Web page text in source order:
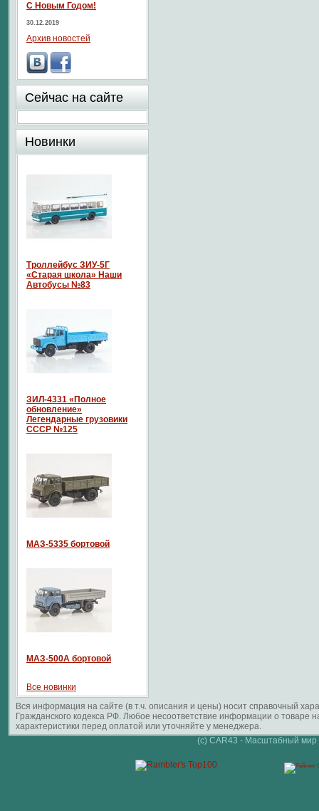
С Новым Годом!
30.12.2019
Архив новостей
Сейчас на сайте
Новинки
Троллейбус ЗИУ-5Г
«Старая школа» Наши
Автобусы №83
ЗИЛ-4331 «Полное
обновление»
Легендарные грузовики
СССР №125
МАЗ-5335 бортовой
МАЗ-500А бортовой
Все новинки
Вся информация на сайте (в т.ч. описания и цены) носит справочный
Гражданского кодекса РФ. Любое несоответствие информации о
характеристики перед оплатой или уточняйте у менеджера.
(c) CAR43 - Масштабный мир